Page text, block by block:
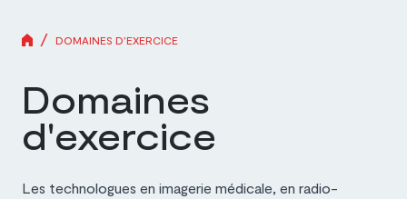
/ DOMAINES D’EXERCICE
Domaines
d'exercice
Les technologues en imagerie médicale, en radio-